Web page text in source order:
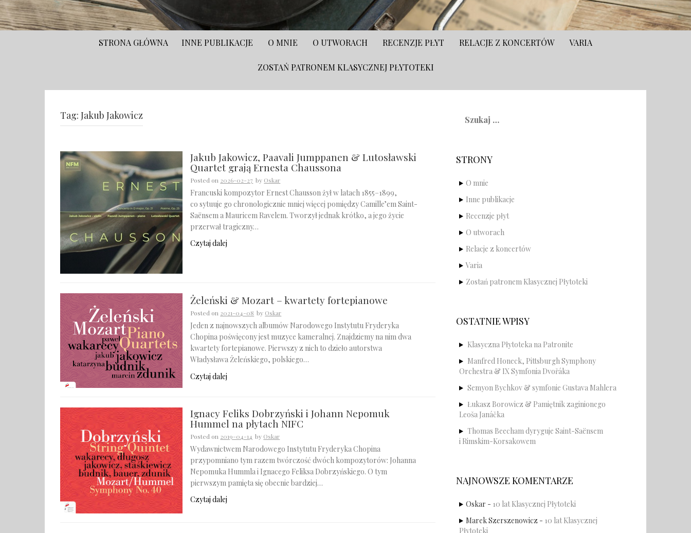
STRONA GŁÓWNA INNE PUBLIKACJE O MNIE O UTWORACH RECENZJE PŁYT RELACJE Z KONCERTÓW VARIA
ZOSTAŃ PATRONEM KLASYCZNEJ PŁYTOTEKI
Tag: Jakub Jakowicz
Jakub Jakowicz, Paavali Jumppanen & Lutosławski
Quartet grają Ernesta Chaussona
Posted on 2026-02-27 by Oskar
Francuski kompozytor Ernest Chausson żył w latach 1855–1899,
co sytuuje go chronologicznie mniej więcej pomiędzy Camille’em Saint-
Saënsem a Mauricem Ravelem. Tworzył jednak krótko, a jego życie
przerwał tragiczny…
Czytaj dalej
Żeleński & Mozart – kwartety fortepianowe
Posted on 2021-04-08 by Oskar
Jeden z najnowszych albumów Narodowego Instytutu Fryderyka
Chopina poświęcony jest muzyce kameralnej. Znajdziemy na nim dwa
kwartety fortepianowe. Pierwszy z nich to dzieło autorstwa
Władysława Żeleńskiego, polskiego…
Czytaj dalej
Ignacy Feliks Dobrzyński i Johann Nepomuk
Hummel na płytach NIFC
Posted on 2019-04-14 by Oskar
Wydawnictwem Narodowego Instytutu Fryderyka Chopina
przypomniano tym razem twórczość dwóch kompozytorów: Johanna
Nepomuka Hummla i Ignacego Feliksa Dobrzyńskiego. O tym
pierwszym pamięta się obecnie bardziej…
Czytaj dalej
STRONY
O mnie
Inne publikacje
Recenzje płyt
O utworach
Relacje z koncertów
Varia
Zostań patronem Klasycznej Płytoteki
OSTATNIE WPISY
Klasyczna Płytoteka na Patronite
Manfred Honeck, Pittsburgh Symphony
Orchestra & IX Symfonia Dvořáka
Semyon Bychkov & symfonie Gustava Mahlera
Łukasz Borowicz & Pamiętnik zaginionego
Leoša Janáčka
Thomas Beecham dyryguje Saint-Saënsem
i Rimskim-Korsakowem
NAJNOWSZE KOMENTARZE
Oskar - 10 lat Klasycznej Płytoteki
Marek Szerszenowicz - 10 lat Klasycznej
Płytoteki